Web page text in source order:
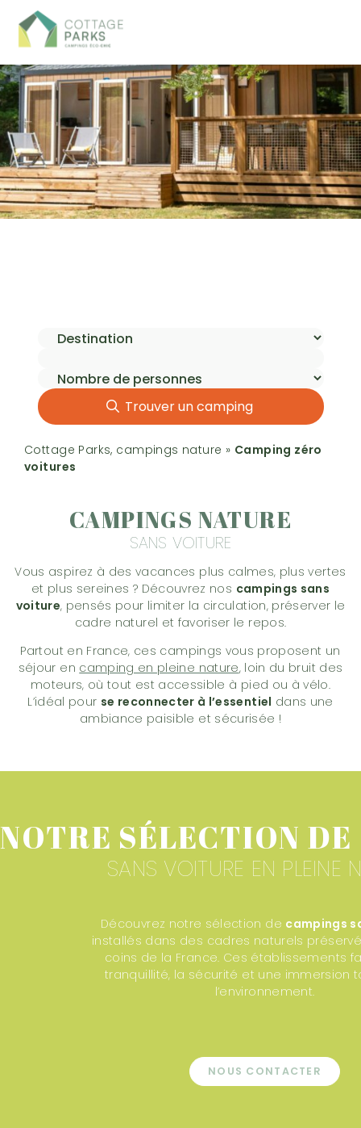
Trouver un camping
Cottage Parks, campings nature » Camping zéro
voitures
CAMPINGS NATURE
SANS VOITURE
Vous aspirez à des vacances plus calmes, plus vertes
et plus sereines ? Découvrez nos campings sans
voiture, pensés pour limiter la circulation, préserver le
cadre naturel et favoriser le repos.
Partout en France, ces campings vous proposent un
séjour en camping en pleine nature, loin du bruit des
moteurs, où tout est accessible à pied ou à vélo.
L’idéal pour se reconnecter à l’essentiel dans une
ambiance paisible et sécurisée !
NOTRE SÉLECTION
SANS VOITURE EN PLEINE
Découvrez notre sélection de campings
installés dans des cadres naturels
coins de la France. Ces établissements
tranquillité, la sécurité et une immersion
l’environnement.
NOUS CONTACTER